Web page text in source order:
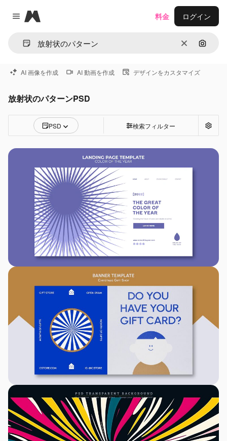
Close menu
Magnific
消去 画像で
料金 ログイン
AI 画像を作成 AI 動画を作成 デザインをカスタマイズ
放射状のパターンPSD
PSD 検索フィルター